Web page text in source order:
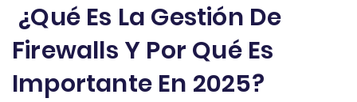
¿Qué Es La Gestión De
Firewalls Y Por Qué Es
Importante En 2025?